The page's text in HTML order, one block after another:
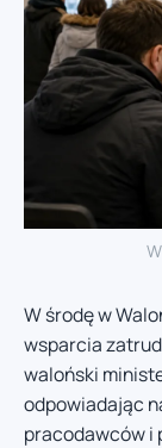
W środę w
wsparcia
waloński
odpowiadając
pracodawców i